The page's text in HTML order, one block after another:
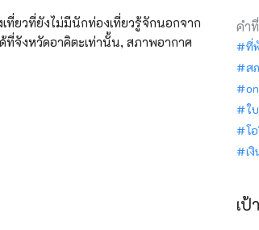
ที่ยวที่ยังไม่มีนักท่องเที่ยวรู้จักนอกจาก
จังหวัดอาคิตะเท่านั้น, สภาพอากาศ
คำ
ที่
ส
ใ
โ
เ
เป้